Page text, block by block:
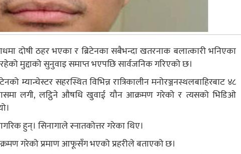
दोषी ठहर भएका र ब्रिटेनका सबैभन्दा खतरनाक बलात्कारी भनिएका
मुद्दाको सुनुवाइ समाप्त भएपछि सार्वजनिक गरिएको छ।
म्यान्चेस्टर सहरस्थित विभिन्न रात्रिकालीन मनोरञ्जनस्थलबाहिरबाट ४८
लगी, लट्ठिने औषधि खुवाई यौन आक्रमण गरेको र त्यसको भिडिओ
हुन्। सिनागाले स्नातकोत्तर गरेका थिए।
गरेको प्रमाण आफूसँग भएको प्रहरीले बताएको छ।